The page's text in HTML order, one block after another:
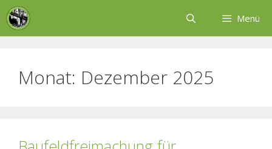
Zum
Inhalt
Menü
Monat: Dezember 2025